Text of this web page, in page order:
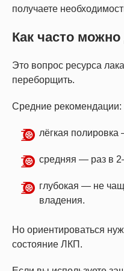
получаете
Как часто
Это вопрос ресурса
переборщить.
Средние рекомендации:
лёгкая
средняя — раз в
глубокая — не
владения.
Но ориентироваться
состояние ЛКП.